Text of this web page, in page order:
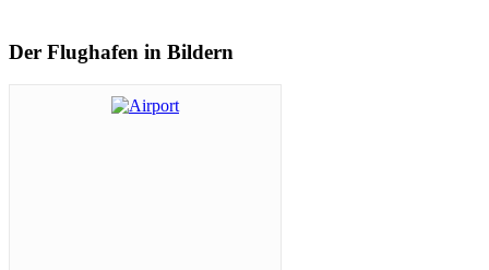
Der Flughafen in Bildern